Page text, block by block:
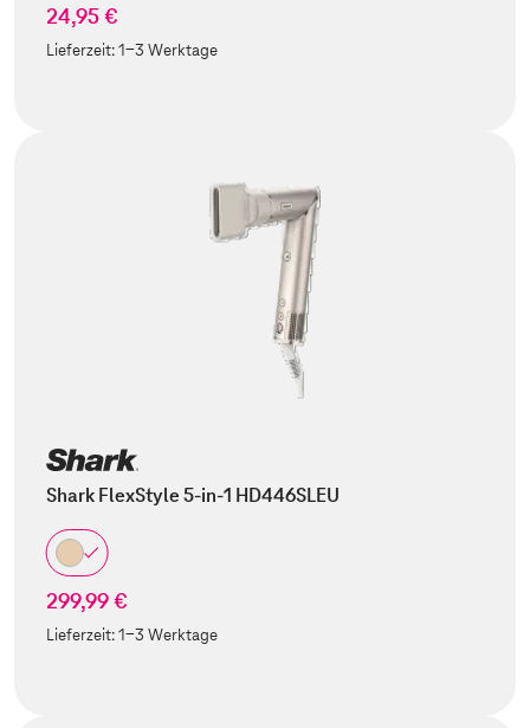
24,95 €
Lieferzeit:1-3 Werktage
Shark FlexStyle 5-in-1 HD446SLEU
299,99 €
Lieferzeit:1-3 Werktage